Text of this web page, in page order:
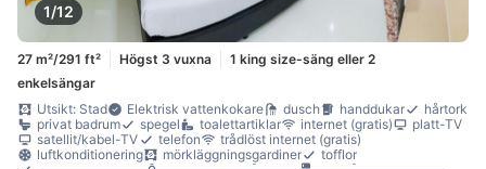
1/12
27 m²/291 ft² Högst 3 vuxna
1 king size-säng eller 2
enkelsängar
Utsikt: Stad
Elektrisk vattenkokare dusch handdukar
hårtork
privat badrum
spegel toalettartiklar internet (gratis)
platt-TV
satellit/kabel-TV
telefon
trådlöst internet (gratis)
luftkonditionering
mörkläggningsgardiner
tofflor